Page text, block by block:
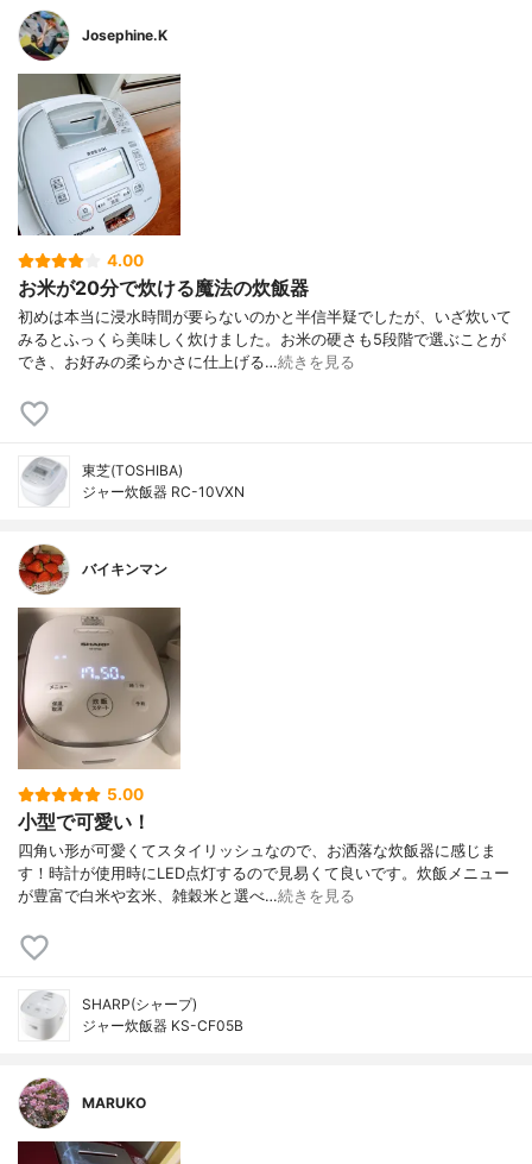
Josephine.K
4.00
お米が20分で炊ける魔法の炊飯器
初めは本当に浸水時間が要らないのかと半信半疑でしたが、いざ炊いて
みるとふっくら美味しく炊けました。お米の硬さも5段階で選ぶことが
でき、お好みの柔らかさに仕上げる…続きを見る
東芝(TOSHIBA)
ジャー炊飯器 RC-10VXN
バイキンマン
5.00
小型で可愛い！
四角い形が可愛くてスタイリッシュなので、お洒落な炊飯器に感じま
す！時計が使用時にLED点灯するので見易くて良いです。炊飯メニュー
が豊富で白米や玄米、雑穀米と選べ…続きを見る
SHARP(シャープ)
ジャー炊飯器 KS-CF05B
MARUKO